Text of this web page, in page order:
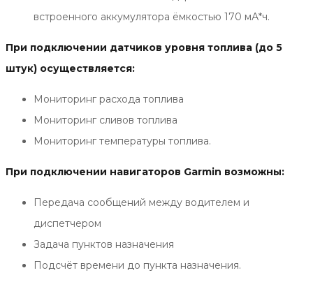
встроенного аккумулятора ёмкостью 170 мА*ч.
При подключении датчиков уровня топлива (до 5
штук) осуществляется:
Мониторинг расхода топлива
Мониторинг сливов топлива
Мониторинг температуры топлива.
При подключении навигаторов Garmin возможны:
Передача сообщений между водителем и
диспетчером
Задача пунктов назначения
Подсчёт времени до пункта назначения.